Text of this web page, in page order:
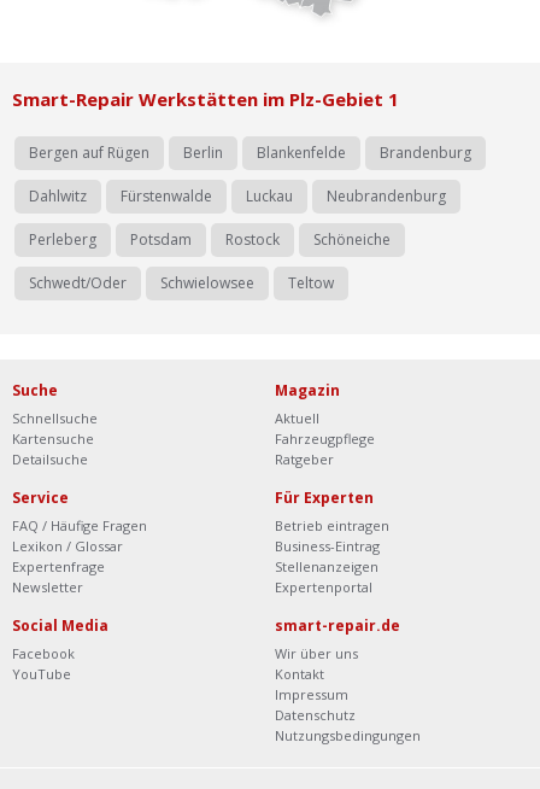
Smart-Repair Werkstätten im Plz-Gebiet 1
Bergen auf Rügen Berlin Blankenfelde Brandenburg
Dahlwitz Fürstenwalde Luckau Neubrandenburg
Perleberg Potsdam Rostock Schöneiche
Schwedt/Oder Schwielowsee Teltow
Suche
Schnellsuche
Kartensuche
Detailsuche
Magazin
Aktuell
Fahrzeugpflege
Ratgeber
Service
FAQ / Häufige Fragen
Lexikon / Glossar
Expertenfrage
Newsletter
Für Experten
Betrieb eintragen
Business-Eintrag
Stellenanzeigen
Expertenportal
Social Media
Facebook
YouTube
smart-repair.de
Wir über uns
Kontakt
Impressum
Datenschutz
Nutzungsbedingungen